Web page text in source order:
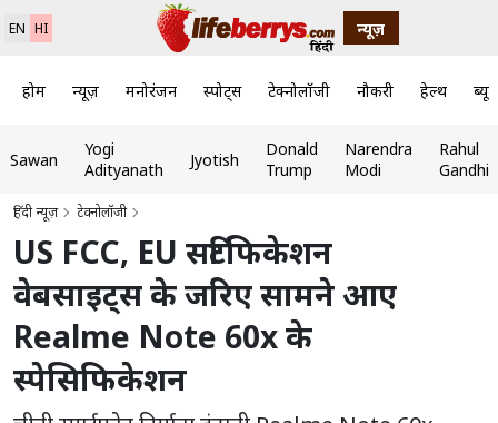
EN HI न्यूज़
होम न्यूज़ मनोरंजन स्पोर्ट्स टेक्नोलॉजी नौकरी हेल्थ
Sawan
Yogi
Adityanath
Jyotish
Donald
Trump
Narendra
Modi
Rahul
Gandhi
हिंदी न्यूज़ टेक्नोलॉजी
US FCC, EU सर्टिफिकेशन
वेबसाइट्स के जरिए सामने आए
Realme Note 60x के
स्पेसिफिकेशन